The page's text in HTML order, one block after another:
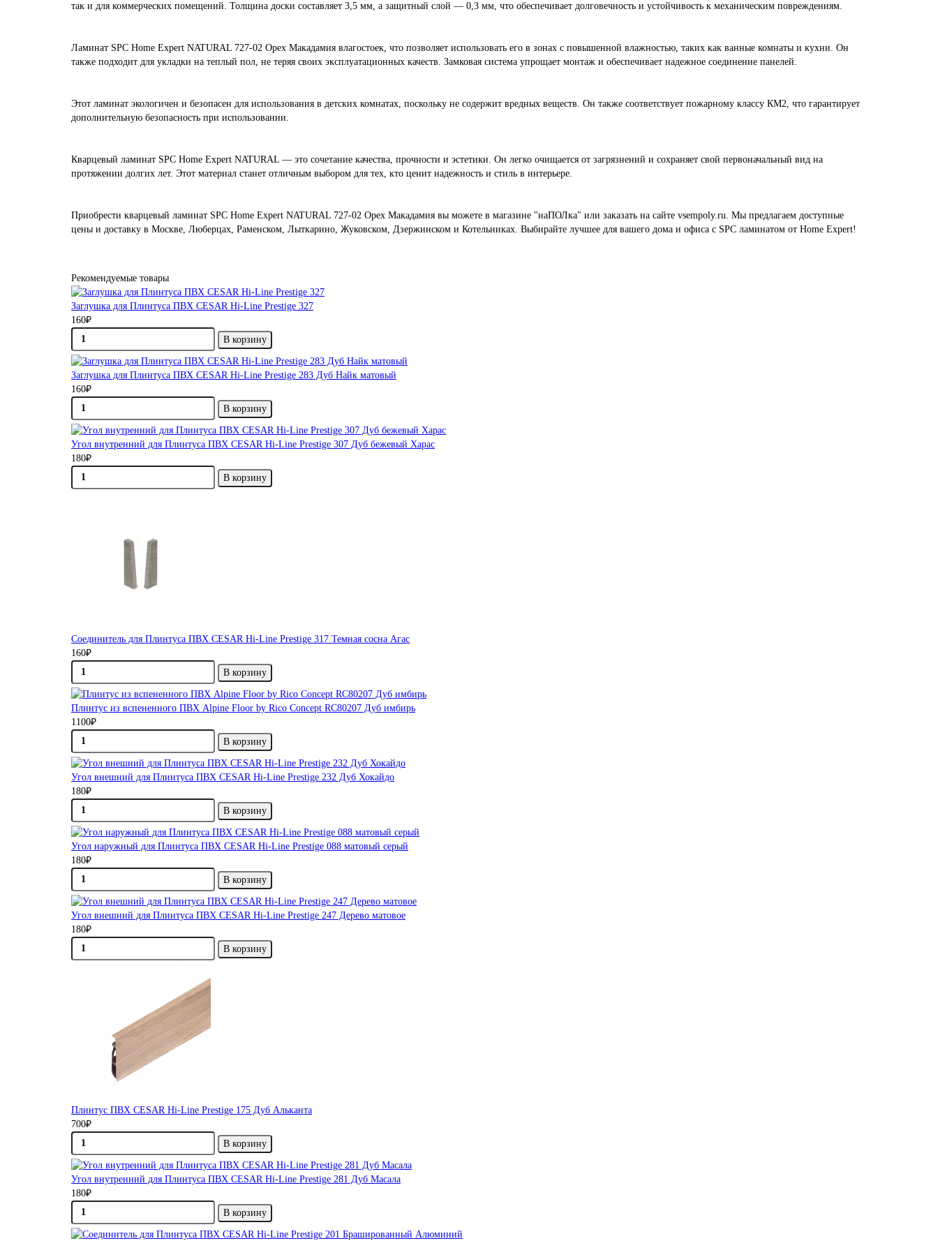
так и для коммерческих помещений. Толщина доски составляет 3,5 мм, а защитный слой — 0,3 мм, что обеспечивает долговечность и устойчивость к механическим повреждениям.
Ламинат SPC Home Expert NATURAL 727-02 Орех Макадамия влагостоек, что позволяет использовать его в зонах с повышенной влажностью, таких как ванные комнаты и кухни. Он
также подходит для укладки на теплый пол, не теряя своих эксплуатационных качеств. Замковая система упрощает монтаж и обеспечивает надежное соединение панелей.
Этот ламинат экологичен и безопасен для использования в детских комнатах, поскольку не содержит вредных веществ. Он также соответствует пожарному классу КМ2, что гарантирует
дополнительную безопасность при использовании.
Кварцевый ламинат SPC Home Expert NATURAL — это сочетание качества, прочности и эстетики. Он легко очищается от загрязнений и сохраняет свой первоначальный вид на
протяжении долгих лет. Этот материал станет отличным выбором для тех, кто ценит надежность и стиль в интерьере.
Приобрести кварцевый ламинат SPC Home Expert NATURAL 727-02 Орех Макадамия вы можете в магазине "наПОЛка" или заказать на сайте vsempoly.ru. Мы предлагаем доступные
цены и доставку в Москве, Люберцах, Раменском, Лыткарино, Жуковском, Дзержинском и Котельниках. Выбирайте лучшее для вашего дома и офиса с SPC ламинатом от Home Expert!
Рекомендуемые товары
Заглушка для Плинтуса ПВХ CESAR Hi-Line Prestige 327
160₽
В корзину
Заглушка для Плинтуса ПВХ CESAR Hi-Line Prestige 283 Дуб Найк матовый
160₽
В корзину
Угол внутренний для Плинтуса ПВХ CESAR Hi-Line Prestige 307 Дуб бежевый Харас
180₽
В корзину
Соединитель для Плинтуса ПВХ CESAR Hi-Line Prestige 317 Темная сосна Агас
160₽
В корзину
Плинтус из вспененного ПВХ Alpine Floor by Rico Concept RC80207 Дуб имбирь
1100₽
В корзину
Угол внешний для Плинтуса ПВХ CESAR Hi-Line Prestige 232 Дуб Хокайдо
180₽
В корзину
Угол наружный для Плинтуса ПВХ CESAR Hi-Line Prestige 088 матовый серый
180₽
В корзину
Угол внешний для Плинтуса ПВХ CESAR Hi-Line Prestige 247 Дерево матовое
180₽
В корзину
Плинтус ПВХ CESAR Hi-Line Prestige 175 Дуб Альканта
700₽
В корзину
Угол внутренний для Плинтуса ПВХ CESAR Hi-Line Prestige 281 Дуб Масала
180₽
В корзину